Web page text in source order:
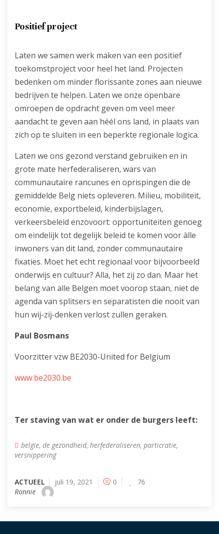
Positief project
Laten we samen werk maken van een positief
toekomstproject voor heel het land. Projecten
bedenken om minder florissante zones aan nieuwe
bedrijven te helpen. Laten we onze openbare
omroepen de opdracht geven om veel meer
aandacht te geven aan héél ons land, in plaats van
zich op te sluiten in een beperkte regionale logica.
Laten we ons gezond verstand gebruiken en in
grote mate herfederaliseren, wars van
communautaire rancunes en oprispingen die de
gemiddelde Belg niets opleveren. Milieu, mobiliteit,
economie, exportbeleid, kinderbijslagen,
verkeersbeleid enzovoort: opportuniteiten genoeg
om eindelijk tot degelijk beleid te komen voor àlle
inwoners van dit land, zonder communautaire
fixaties. Moet het echt regionaal voor bijvoorbeeld
onderwijs en cultuur? Alla, het zij zo dan. Maar het
belang van alle Belgen moet voorop staan, niet de
agenda van splitsers en separatisten die nooit van
hun wij-zij-denken verlost zullen geraken.
Paul Bosmans
Voorzitter vzw BE2030-United for Belgium
www.be2030.be
Ter staving van wat er onder de burgers leeft:
belgie, de gezondheid, herfederaliseren, particratie,
versnippering
ACTUEEL juli 19, 2021 0
76
Ronnie